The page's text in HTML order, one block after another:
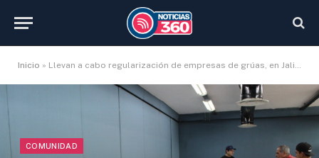
Inicio » Llevan a cabo regularización de empresas de grúas, en Jalisco.
COMUNIDAD